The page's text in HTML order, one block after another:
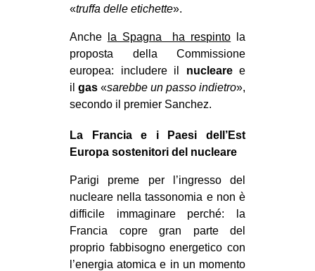
«truffa delle etichette».
Anche la Spagna ha respinto la
proposta della Commissione
europea: includere il nuclearee
il gas «sarebbe un passo indietro»,
secondo il premier Sanchez.
La Francia e i Paesi dell’Est
Europa sostenitori del nucleare
Parigi preme per l’ingresso del
nucleare nella tassonomia e non è
difficile immaginare perché: la
Francia copre gran parte del
proprio fabbisogno energetico con
l’energia atomica e in un momento